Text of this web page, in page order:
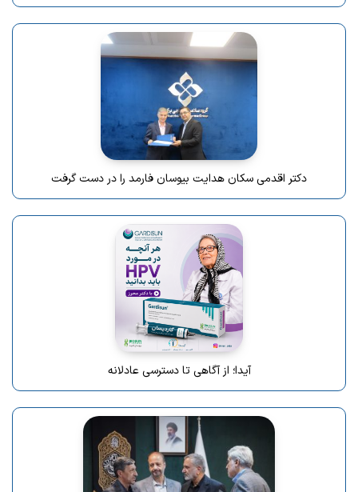
دکتر اقدمی سکان هدایت بیوسان فارمد را در دست گرفت
آیدا؛ از آگاهی تا دسترسی عادلانه